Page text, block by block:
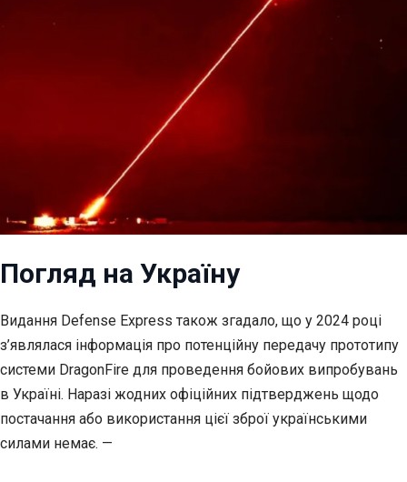
Погляд на Україну
Видання Defense Express також згадало, що у 2024 році
з’являлася інформація про потенційну передачу прототипу
системи DragonFire для проведення бойових випробувань
в Україні. Наразі жодних офіційних підтверджень щодо
постачання або використання цієї зброї українськими
силами немає. —